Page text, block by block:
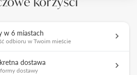
w 6 miastach
odbioru w Twoim mieście
dostawa
dostawy